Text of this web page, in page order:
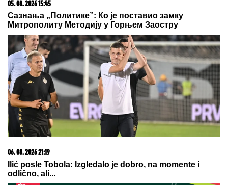
05. 08. 2026 15:45
Сазнања „Политике”: Ко је поставио замку
Митрополиту Методију у Горњем Заостру
06. 08. 2026 21:19
Ilić posle Tobola: Izgledalo je dobro, na momente i
odlično, ali...